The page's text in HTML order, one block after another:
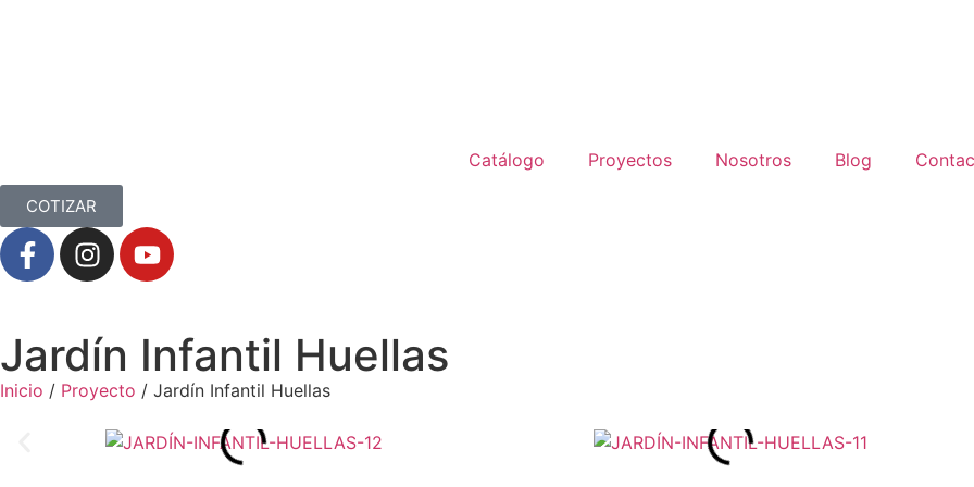
Catálogo Proyectos Nosotros Blog
COTIZAR
Jardín Infantil Huellas
Inicio / Proyecto / Jardín Infantil Huellas